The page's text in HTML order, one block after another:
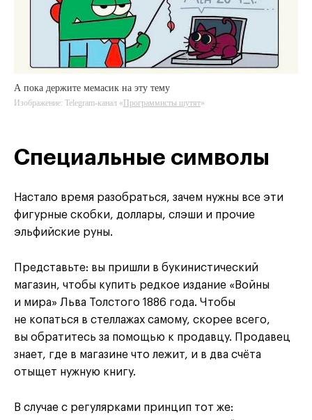
А пока держите мемасик на эту тему
Изображение: Telegram-канал « Программисты шутят»
Специальные символы
Настало время разобраться, зачем нужны все эти
фигурные скобки, доллары, слэши и прочие
эльфийские руны.
Представьте: вы пришли в букинистический
магазин, чтобы купить редкое издание «Войны
и мира» Льва Толстого 1886 года. Чтобы
не копаться в стеллажах самому, скорее всего,
вы обратитесь за помощью к продавцу. Продавец
знает, где в магазине что лежит, и в два счёта
отыщет нужную книгу.
В случае с регулярками принцип тот же: